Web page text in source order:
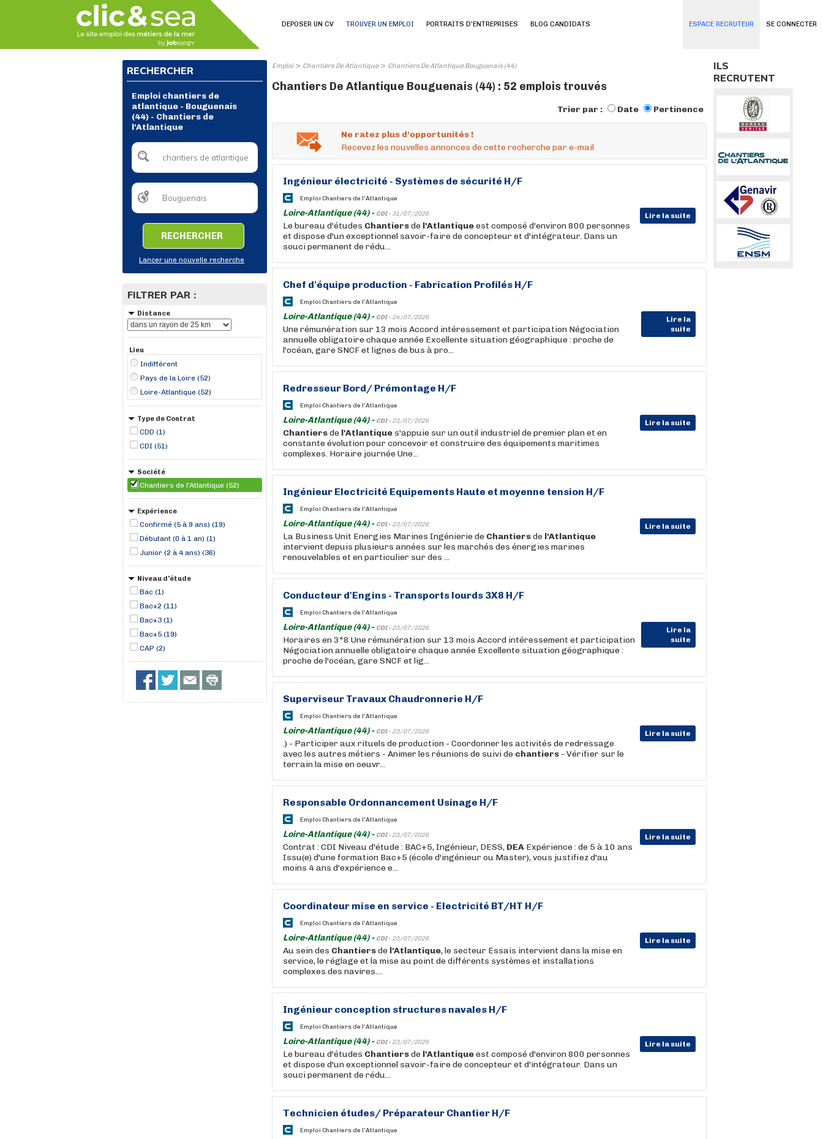
SE CONNECTER
DEPOSER UN CV TROUVER UN EMPLOI PORTRAITS D'ENTREPRISES BLOG CANDIDATS ESPACE RECRUTEUR
RECHERCHER
Emploi chantiers de
atlantique - Bouguenais
(44) - Chantiers de
l'Atlantique
RECHERCHER
Lancer une nouvelle recherche
FILTRER PAR :
Distance
Lieu
Indifférent
Pays de la Loire (52)
Loire-Atlantique (52)
Type de Contrat
CDD (1)
CDI (51)
Société
Chantiers de l'Atlantique (52)
Expérience
Confirmé (5 à 9 ans) (19)
Débutant (0 à 1 an) (1)
Junior (2 à 4 ans) (36)
Niveau d'étude
Bac (1)
Bac+2 (11)
Bac+3 (1)
Bac+5 (19)
CAP (2)
Emploi> Chantiers De Atlantique> Chantiers De Atlantique Bouguenais (44)
Chantiers De Atlantique Bouguenais (44) : 52 emplois trouvés
Trier par : Date Pertinence
Ne ratez plus d'opportunités !
Recevez les nouvelles annonces de cette recherche par e-mail
Ingénieur électricité - Systèmes de sécurité H/F
Emploi Chantiers de l'Atlantique
Loire-Atlantique (44) - CDI - 31/07/2026 Lire la suite
Le bureau d'études Chantiersde l'Atlantiqueest composé d'environ 800 personnes
et dispose d'un exceptionnel savoir-faire de concepteur et d'intégrateur. Dans un
souci permanent de rédu...
Chef d'équipe production - Fabrication Profilés H/F
Emploi Chantiers de l'Atlantique
Loire-Atlantique (44) - CDI - 24/07/2026
Lire la
suite
Une rémunération sur 13 mois Accord intéressement et participation Négociation
annuelle obligatoire chaque année Excellente situation géographique : proche de
l'océan, gare SNCF et lignes de bus à pro...
Redresseur Bord/ Prémontage H/F
Emploi Chantiers de l'Atlantique
Loire-Atlantique (44) - CDI - 23/07/2026 Lire la suite
Chantiersde l'Atlantique s'appuie sur un outil industriel de premier plan et en
constante évolution pour concevoir et construire des équipements maritimes
complexes. Horaire journée Une...
Ingénieur Electricité Equipements Haute et moyenne tension H/F
Emploi Chantiers de l'Atlantique
Loire-Atlantique (44) - CDI - 23/07/2026 Lire la suite
La Business Unit Energies Marines Ingénierie de Chantiersde l'Atlantique
intervient depuis plusieurs années sur les marchés des énergies marines
renouvelables et en particulier sur des ...
Conducteur d'Engins - Transports lourds 3X8 H/F
Emploi Chantiers de l'Atlantique
Loire-Atlantique (44) - CDI - 23/07/2026
Lire la
suite
Horaires en 3*8 Une rémunération sur 13 mois Accord intéressement et participation
Négociation annuelle obligatoire chaque année Excellente situation géographique :
proche de l'océan, gare SNCF et lig...
Superviseur Travaux Chaudronnerie H/F
Emploi Chantiers de l'Atlantique
Loire-Atlantique (44) - CDI - 23/07/2026 Lire la suite
.) - Participer aux rituels de production - Coordonner les activités de redressage
avec les autres métiers - Animer les réunions de suivi de chantiers - Vérifier sur le
terrain la mise en oeuvr...
Responsable Ordonnancement Usinage H/F
Emploi Chantiers de l'Atlantique
Loire-Atlantique (44) - CDI - 23/07/2026 Lire la suite
Contrat : CDI Niveau d'étude : BAC+5, Ingénieur, DESS, DEA Expérience : de 5 à 10 ans
Issu(e) d'une formation Bac+5 (école d'ingénieur ou Master), vous justifiez d'au
moins 4 ans d'expérience e...
Coordinateur mise en service - Electricité BT/HT H/F
Emploi Chantiers de l'Atlantique
Loire-Atlantique (44) - CDI - 23/07/2026 Lire la suite
Au sein des Chantiersde l'Atlantique, le secteur Essais intervient dans la mise en
service, le réglage et la mise au point de différents systèmes et installations
complexes des navires....
Ingénieur conception structures navales H/F
Emploi Chantiers de l'Atlantique
Loire-Atlantique (44) - CDI - 23/07/2026 Lire la suite
Le bureau d'études Chantiersde l'Atlantiqueest composé d'environ 800 personnes
et dispose d'un exceptionnel savoir-faire de concepteur et d'intégrateur. Dans un
souci permanent de rédu...
Technicien études/ Préparateur Chantier H/F
Emploi Chantiers de l'Atlantique
ILS
RECRUTENT